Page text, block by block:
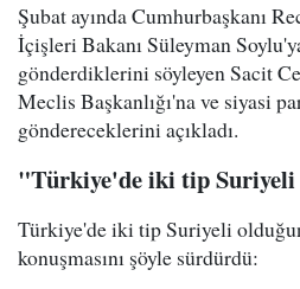
Şubat ayında Cumhurbaşkanı
İçişleri Bakanı Süleyman
gönderdiklerini söyleyen Sacit
Meclis Başkanlığı'na ve siyasi
göndereceklerini açıkladı.
"Türkiye'de iki tip
Türkiye'de iki tip Suriyeli
konuşmasını şöyle sürdürdü: